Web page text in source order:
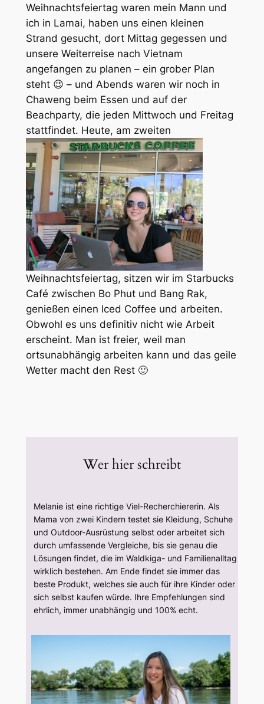
Weihnachtsfeiertag waren mein Mann und
ich in Lamai, haben uns einen kleinen
Strand gesucht, dort Mittag gegessen und
unsere Weiterreise nach Vietnam
angefangen zu planen – ein grober Plan
steht 😉 – und Abends waren wir noch in
Chaweng beim Essen und auf der
Beachparty, die jeden Mittwoch und Freitag
stattfindet. Heute, am zweiten
Weihnachtsfeiertag, sitzen wir im Starbucks
Café zwischen Bo Phut und Bang Rak,
genießen einen Iced Coffee und arbeiten.
Obwohl es uns definitiv nicht wie Arbeit
erscheint. Man ist freier, weil man
ortsunabhängig arbeiten kann und das geile
Wetter macht den Rest 🙂
Wer hier schreibt
Melanie ist eine richtige Viel-Recherchiererin. Als
Mama von zwei Kindern testet sie Kleidung, Schuhe
und Outdoor-Ausrüstung selbst oder arbeitet sich
durch umfassende Vergleiche, bis sie genau die
Lösungen findet, die im Waldkiga- und Familienalltag
wirklich bestehen. Am Ende findet sie immer das
beste Produkt, welches sie auch für ihre Kinder oder
sich selbst kaufen würde. Ihre Empfehlungen sind
ehrlich, immer unabhängig und 100% echt.